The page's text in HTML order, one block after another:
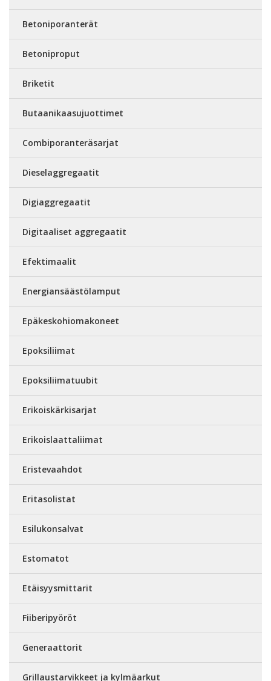
Betoniporanterät
Betoniproput
Briketit
Butaanikaasujuottimet
Combiporanteräsarjat
Dieselaggregaatit
Digiaggregaatit
Digitaaliset aggregaatit
Efektimaalit
Energiansäästölamput
Epäkeskohiomakoneet
Epoksiliimat
Epoksiliimatuubit
Erikoiskärkisarjat
Erikoislaattaliimat
Eristevaahdot
Eritasolistat
Esilukonsalvat
Estomatot
Etäisyysmittarit
Fiiberipyöröt
Generaattorit
Grillaustarvikkeet ja kylmäarkut